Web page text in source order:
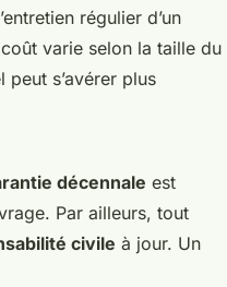
régulier d’un
varie selon la taille du
s’avérer plus
décennale est
Par ailleurs, tout
civile à jour. Un